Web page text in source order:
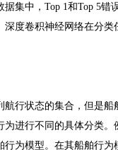
集中，Top 1和Top 5错
度卷积神经网络在分类
航行状态的集合，但是
进行不同的具体分类
为模型。在其船舶行为